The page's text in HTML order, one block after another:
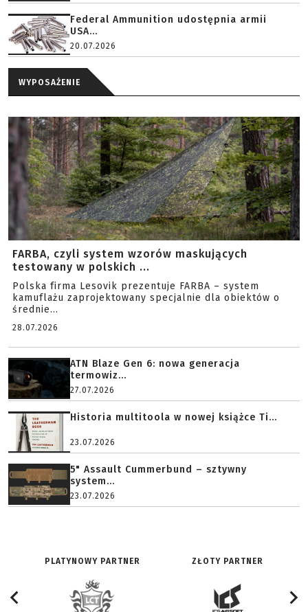
Federal Ammunition udostępnia armii
USA...
20.07.2026
WYPOSAŻENIE
FARBA, czyli system wzorów maskujących
testowany w polskich ...
Polska firma Lesovik prezentuje FARBA – system
kamuflażu zaprojektowany specjalnie dla obiektów o
średnie...
28.07.2026
ATN Blaze Gen 6: nowa generacja
termowiz...
27.07.2026
Historia multitoola w nowej książce Ti...
23.07.2026
5" Assault Cummerbund – sztywny
system...
23.07.2026
PLATYNOWY PARTNER ZŁOTY PARTNER